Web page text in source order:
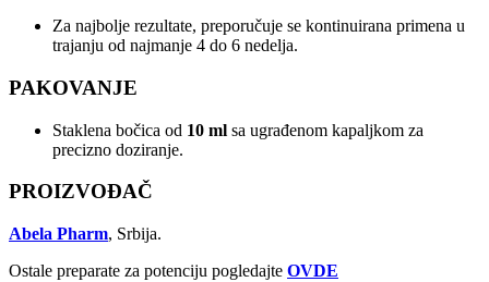
Za najbolje rezultate, preporučuje se kontinuirana primena u
trajanju od najmanje 4 do 6 nedelja.
PAKOVANJE
Staklena bočica od 10 ml sa ugrađenom kapaljkom za
precizno doziranje.
PROIZVOĐAČ
Abela Pharm, Srbija.
Ostale preparate za potenciju pogledajte OVDE